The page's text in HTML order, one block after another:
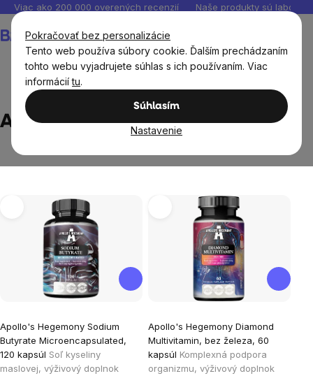
Pokračovať bez personalizácie
Tento web používa súbory cookie. Ďalším prechádzaním
tohto webu vyjadrujete súhlas s ich používaním. Viac
informáciítu.
Súhlasím
Nastavenie
Prejsť
obsah
Viac ako 200 000 overených recenzií Naše produkty sú
košík
Apollo's Hegemony
Apollo's Hegemony
produktov
Apollo's Hegemony Sodium
Butyrate Microencapsulated,
120 kapsúl Soľ kyseliny
maslovej, výživový doplnok
Apollo's Hegemony Diamond
Multivitamin, bez železa, 60
kapsúl Komplexná podpora
organizmu, výživový doplnok